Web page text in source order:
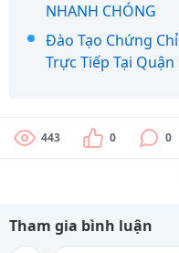
NHANH CHÓNG
Đào Tạo Chứng
Trực Tiếp Tại Quận
443 0 0
Tham gia bình luận